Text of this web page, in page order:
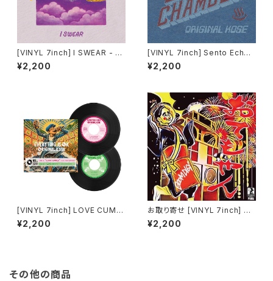
[VINYL 7inch] I SWEAR - O
RIGINAL KOSE & EASY SKA
NKING
¥2,200
[VINYL 7inch] Sento Echo
Chamber - ORIGINAL KOSE
¥2,200
[VINYL 7inch] LOVE CUMBI
A / LIFE PARTY(EQUALIZER
REMIX) - ORIGINAL KOSE
¥2,200
お取り寄せ [VINYL 7inch] BO
OMDIGI / OTEMO-YAN / 春
が来た ft.ORIGINAL KOSE
¥2,200
その他の商品